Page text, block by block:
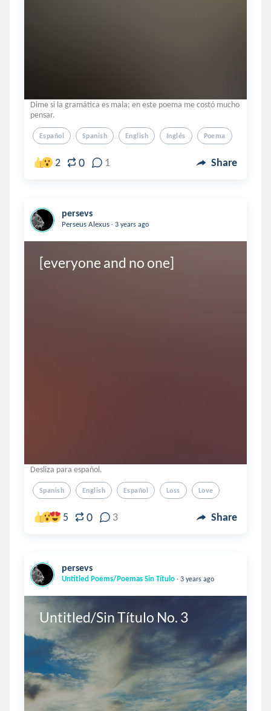
Dime si la gramática es mala; en este poema me costó mucho
pensar.
Español Spanish English Inglés Poema
2 0 1 Share
persevs
Perseus Alexus . 3 years ago
[everyone and no one]
Desliza para español.
Spanish English Español Loss Love
5 0 3 Share
persevs
Untitled Poems/Poemas Sin Título . 3 years ago
Untitled/Sin Título No. 3